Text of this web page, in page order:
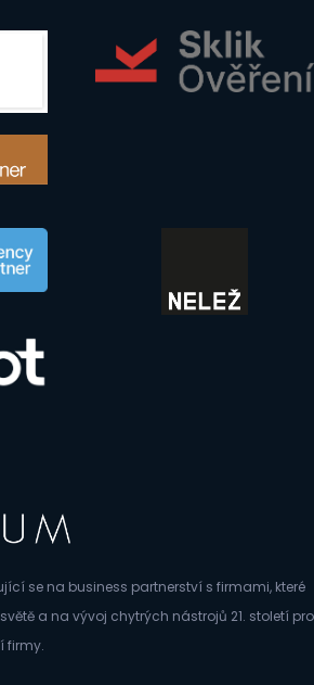
se na business partnerství s firmami, které
a na vývoj chytrých nástrojů 21. století pro
firmy.